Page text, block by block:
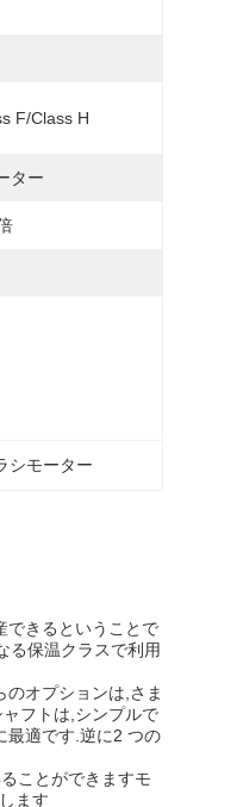
F/Class H
ター
シモーター
できるということで
る保温クラスで利用
オプションは,さま
フトは,シンプルで
最適です.逆に2 つの
ことができますモ
ます